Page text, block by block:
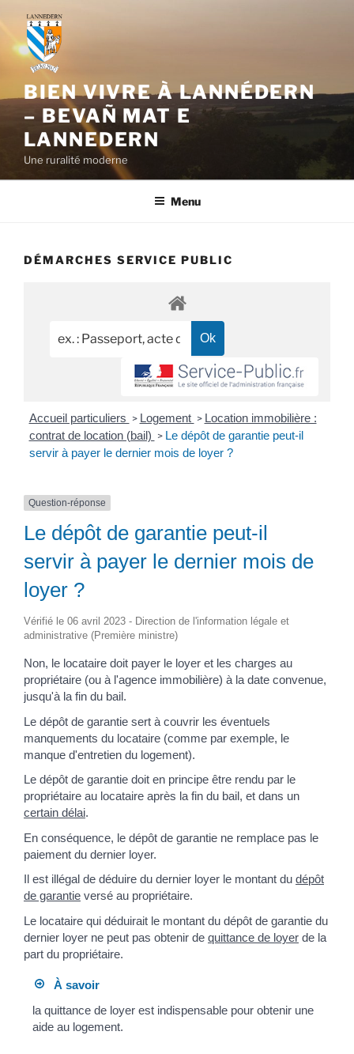
contenu
principal
BIEN VIVRE À LANNÉDERN
– BEVAÑ MAT E
LANNEDERN
Une ruralité moderne
Menu
DÉMARCHES SERVICE PUBLIC
Accueil particuliers > Logement > Location immobilière :
contrat de location (bail) > Le dépôt de garantie peut-il
servir à payer le dernier mois de loyer ?
Question-réponse
Le dépôt de garantie peut-il
servir à payer le dernier mois de
loyer ?
Vérifié le 06 avril 2023 - Direction de l'information légale et
administrative (Première ministre)
Non, le locataire doit payer le loyer et les charges au
propriétaire (ou à l'agence immobilière) à la date convenue,
jusqu'à la fin du bail.
Le dépôt de garantie sert à couvrir les éventuels
manquements du locataire (comme par exemple, le
manque d'entretien du logement).
Le dépôt de garantie doit en principe être rendu par le
propriétaire au locataire après la fin du bail, et dans un
certain délai.
En conséquence, le dépôt de garantie ne remplace pas le
paiement du dernier loyer.
Il est illégal de déduire du dernier loyer le montant du dépôt
de garantie versé au propriétaire.
Le locataire qui déduirait le montant du dépôt de garantie du
dernier loyer ne peut pas obtenir de quittance de loyer de la
part du propriétaire.
À savoir
la quittance de loyer est indispensable pour obtenir une
aide au logement.